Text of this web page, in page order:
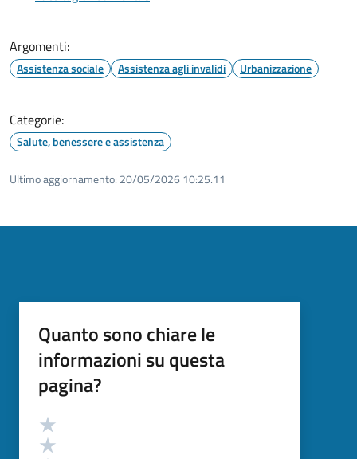
Argomenti:
Assistenza sociale Assistenza agli invalidi Urbanizzazione
Categorie:
Salute, benessere e assistenza
Ultimo aggiornamento: 20/05/2026 10:25.11
Quanto sono chiare le
informazioni su questa
pagina?
Valutazione